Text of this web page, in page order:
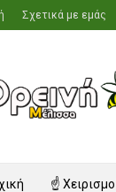
Σχετικά με εμάς
☝